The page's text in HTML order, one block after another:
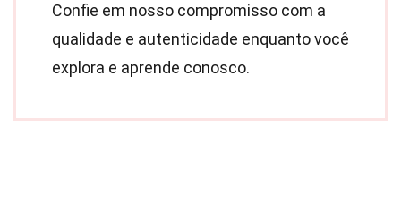
Confie em nosso compromisso com a
qualidade e autenticidade enquanto você
explora e aprende conosco.